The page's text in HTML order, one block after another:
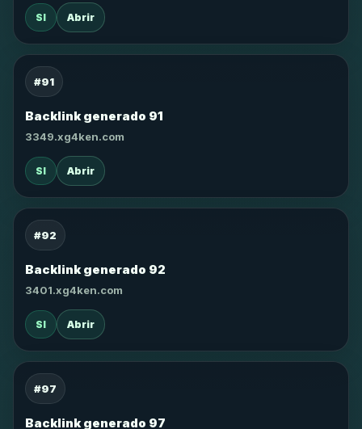
SI Abrir
#91
Backlink generado 91
3349.xg4ken.com
SI Abrir
#92
Backlink generado 92
3401.xg4ken.com
SI Abrir
#97
Backlink generado 97